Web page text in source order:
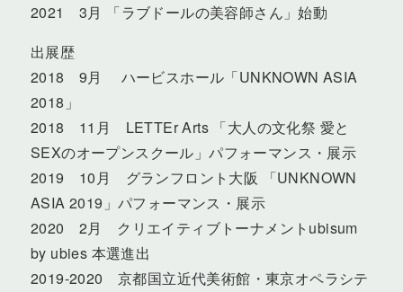
2021 3月 「ラブドールの美容師さん」始動
出展歴
2018 9月 ハービスホール「UNKNOWN ASIA
2018」
2018 11月 LETTEr Arts 「大人の文化祭 愛と
SEXのオープンスクール」パフォーマンス・展示
2019 10月 グランフロント大阪 「UNKNOWN
ASIA 2019」パフォーマンス・展示
2020 2月 クリエイティブトーナメントubisum
by ubies 本選進出
2019-2020 京都国立近代美術館・東京オペラシテ